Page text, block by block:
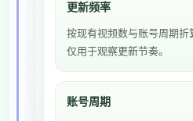
更新频率
按现有视频数与账号周期折
仅用于观察更新节奏。
账号周期